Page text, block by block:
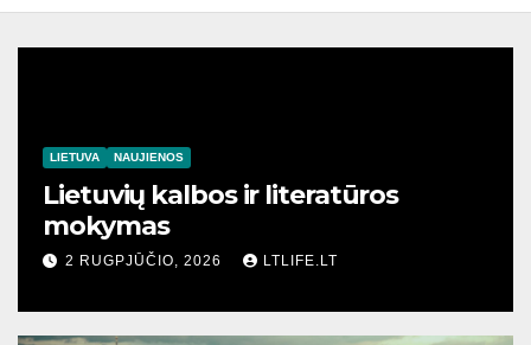
LIETUVA NAUJIENOS
Lietuvių kalbos ir literatūros
mokymas
2 RUGPJŪČIO, 2026 LTLIFE.LT